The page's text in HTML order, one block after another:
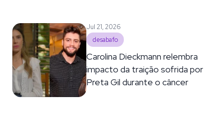
Jul 21, 2026
desabafo
Carolina Dieckmann relembra
impacto da traição sofrida por
Preta Gil durante o câncer